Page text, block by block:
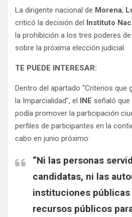
La dirigente nacional de Morena,
criticó la decisión del Instituto
la prohibición a los tres poderes
sobre la próxima elección judicial.
TE PUEDE INTERESAR:
Dentro del apartado “Criterios que
la Imparcialidad”, el INE señaló
podía promover la participación
perfiles de participantes en la
cabo en junio próximo:
“Ni las personas
candidatas, ni las
instituciones
recursos públicos